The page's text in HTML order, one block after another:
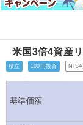
米国3倍4資産
積立 100円投資
基準価額